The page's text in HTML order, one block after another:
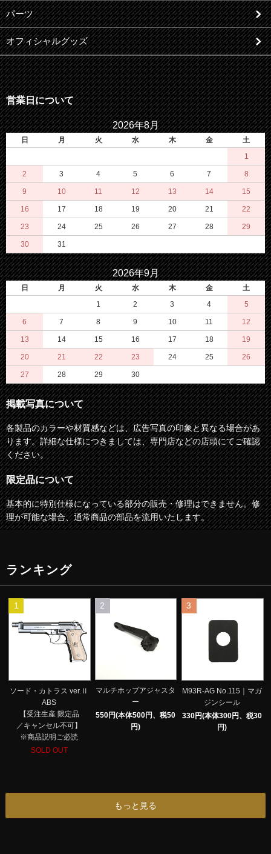
パーツ
オフィシャルグッズ
営業日について
2026年8月
日 月 火 水 木 金
土
1
2 3 4 5 6 7 8
9 10 11 12 13 14 15
16 17 18 19 20 21 22
23 24 25 26 27 28 29
30 31
2026年9月
日 月 火 水 木 金
土
1
2 3 4 5
6 7 8 9 10 11 12
13 14 15 16 17 18 19
20 21 22 23 24 25 26
27 28 29 30
掲載写真について
各製品のカラーや材質感などは、広告写真の印象と異なる場合があ
ります。詳細な仕様につきましては、専門店などの店頭にてご確認
ください。
限定品について
基本的に特別仕様になっている部分の販売・修理はできません。修
理が可能な場合、通常商品の部品を流用いたします。
ランキング
1
ソード・カトラス ver.Ⅱ
ABS
【受注生産 限定品
／キャンセル不可】
※商品説明ご必読
SOLD OUT
2
マルチホップアジャスタ
ー
550円(本体500円、税50
円)
3
M93R-AG No.115｜マガ
ジンシール
330円(本体300円、税30
円)
もっと見る